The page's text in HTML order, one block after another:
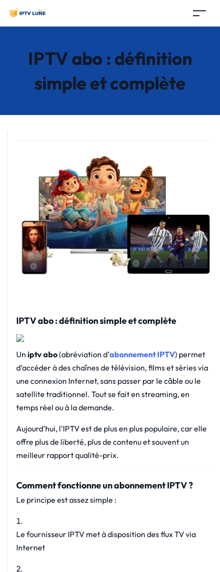
IPTV abo : définition
simple et complète
IPTV abo : définition simple et complète
Un iptv abo(abréviation d’abonnement IPTV) permet
d’accéder à des chaînes de télévision, films et séries via
une connexion Internet, sans passer par le câble ou le
satellite traditionnel. Tout se fait en streaming, en
temps réel ou à la demande.
Aujourd’hui, l’IPTV est de plus en plus populaire, car elle
offre plus de liberté, plus de contenu et souvent un
meilleur rapport qualité-prix.
Comment fonctionne un abonnement IPTV ?
Le principe est assez simple :
Le fournisseur IPTV met à disposition des flux TV via
Internet